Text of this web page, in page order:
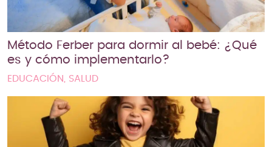
Método Ferber para dormir al bebé: ¿Qué
es y cómo implementarlo?
EDUCACIÓN, SALUD